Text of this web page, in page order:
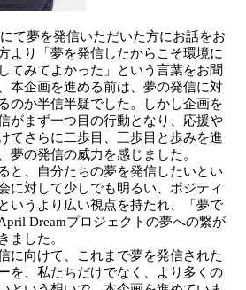
て夢を発信いただいた方にお話をお
より「夢を発信したからこそ環境に
てみてよかった」という言葉をお聞
本企画を進める前は、夢の発信に対
のか半信半疑でした。しかし企画を
がまず一つ目の行動となり、応援や
てさらに二歩目、三歩目と歩みを進
夢の発信の威力を感じました。
と、自分たちの夢を発信したいとい
に対して少しでも明るい、ポジティ
いうより広い視点を持たれ、「夢で
Dreamプロジェクトの夢への繋が
ました。
に向けて、これまで夢を発信された
を、私たちだけでなく、より多くの